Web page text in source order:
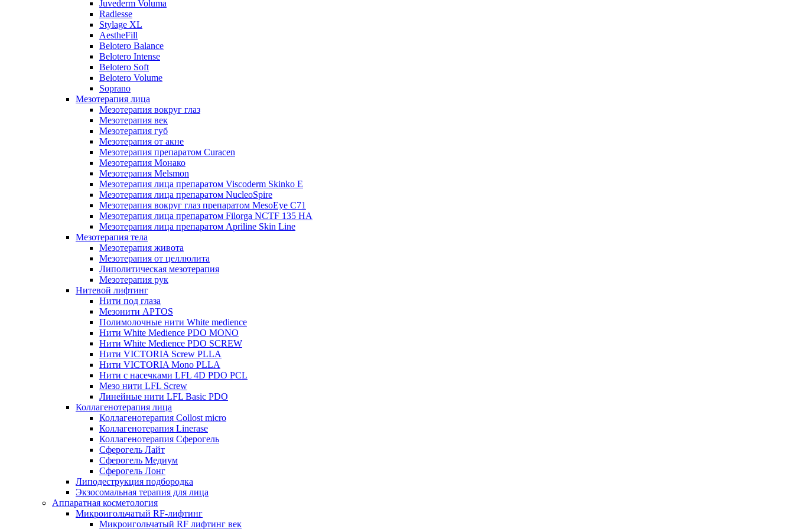
Juvederm Voluma
Radiesse
Stylage XL
AestheFill
Belotero Balance
Belotero Intense
Belotero Soft
Belotero Volume
Soprano
Мезотерапия лица
Мезотерапия вокруг глаз
Мезотерапия век
Мезотерапия губ
Мезотерапия от акне
Мезотерапия препаратом Curacen
Мезотерапия Монако
Мезотерапия Melsmon
Мезотерапия лица препаратом Viscoderm Skinko E
Мезотерапия лица препаратом NucleoSpire
Мезотерапия вокруг глаз препаратом MesoEye С71
Мезотерапия лица препаратом Filorga NCTF 135 HA
Мезотерапия лица препаратом Apriline Skin Line
Мезотерапия тела
Мезотерапия живота
Мезотерапия от целлюлита
Липолитическая мезотерапия
Мезотерапия рук
Нитевой лифтинг
Нити под глаза
Мезонити APTOS
Полимолочные нити White medience
Нити White Medience PDO MONO
Нити White Medience PDO SCREW
Нити VICTORIA Screw PLLA
Нити VICTORIA Mono PLLA
Нити с насечками LFL 4D PDO PCL
Мезо нити LFL Screw
Линейные нити LFL Basic PDO
Коллагенотерапия лица
Коллагенотерапия Collost micro
Коллагенотерапия Linerase
Коллагенотерапия Сферогель
Сферогель Лайт
Сферогель Медиум
Сферогель Лонг
Липодеструкция подбородка
Экзосомальная терапия для лица
Аппаратная косметология
Микроигольчатый RF-лифтинг
Микроигольчатый RF лифтинг век